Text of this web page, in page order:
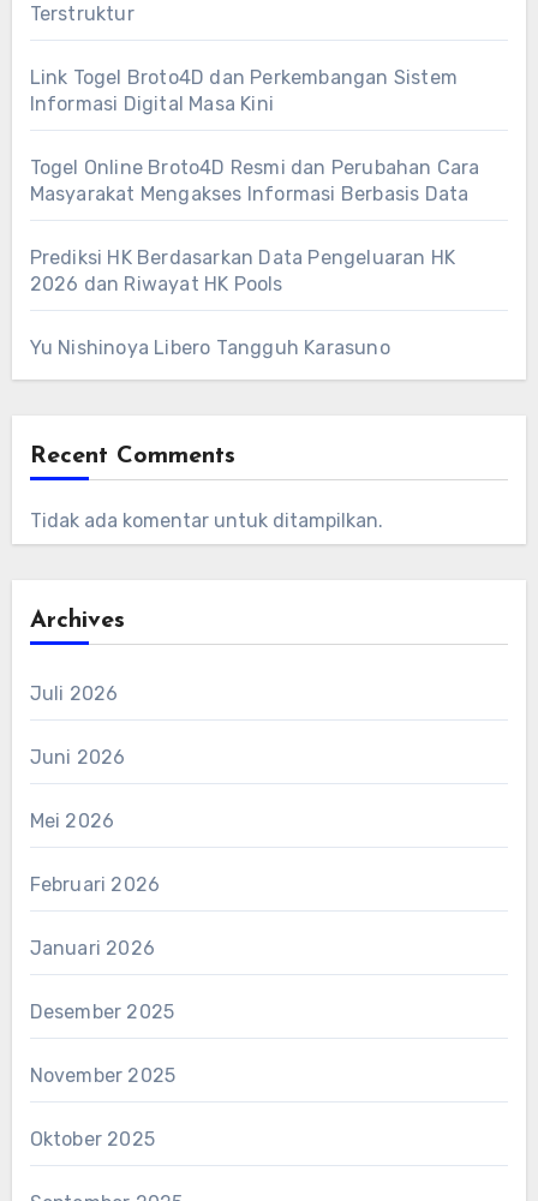
Terstruktur
Link Togel Broto4D dan Perkembangan Sistem
Informasi Digital Masa Kini
Togel Online Broto4D Resmi dan Perubahan Cara
Masyarakat Mengakses Informasi Berbasis Data
Prediksi HK Berdasarkan Data Pengeluaran HK
2026 dan Riwayat HK Pools
Yu Nishinoya Libero Tangguh Karasuno
Recent Comments
Tidak ada komentar untuk ditampilkan.
Archives
Juli 2026
Juni 2026
Mei 2026
Februari 2026
Januari 2026
Desember 2025
November 2025
Oktober 2025